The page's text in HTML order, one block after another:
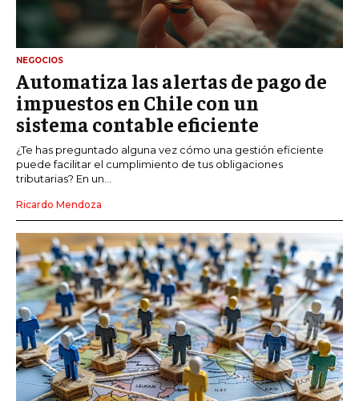
NEGOCIOS
Automatiza las alertas de pago de
impuestos en Chile con un
sistema contable eficiente
¿Te has preguntado alguna vez cómo una gestión eficiente
puede facilitar el cumplimiento de tus obligaciones
tributarias? En un...
Ricardo Mendoza